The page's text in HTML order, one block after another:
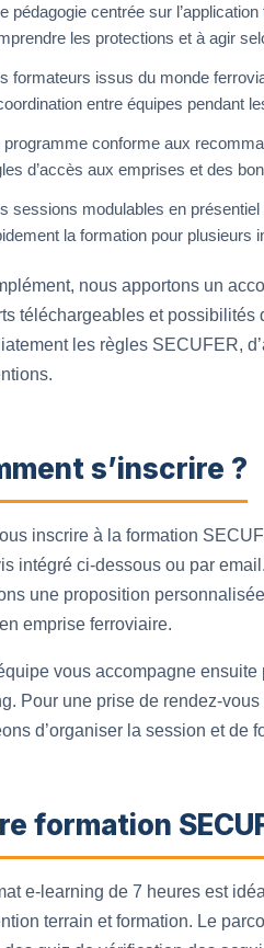
pédagogie centrée sur
les protections et à agir
formateurs issus du monde
entre équipes pendant
programme conforme aux
d’accès aux emprises et des
sessions modulables en
la formation pour plusieurs
nous apportons un
téléchargeables et possibilités
les règles SECUFER,
s’inscrire ?
inscrire à la formation
intégré ci-dessous ou par
une proposition
emprise ferroviaire.
vous accompagne
Pour une prise de rendez-
d’organiser la session et de
formation
e-learning de 7 heures est
terrain et formation. Le